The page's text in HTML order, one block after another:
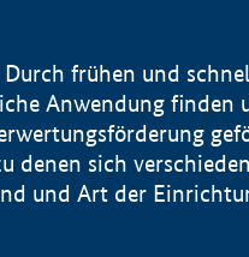
frühen und
Anwendung finden
denen sich
und Art der